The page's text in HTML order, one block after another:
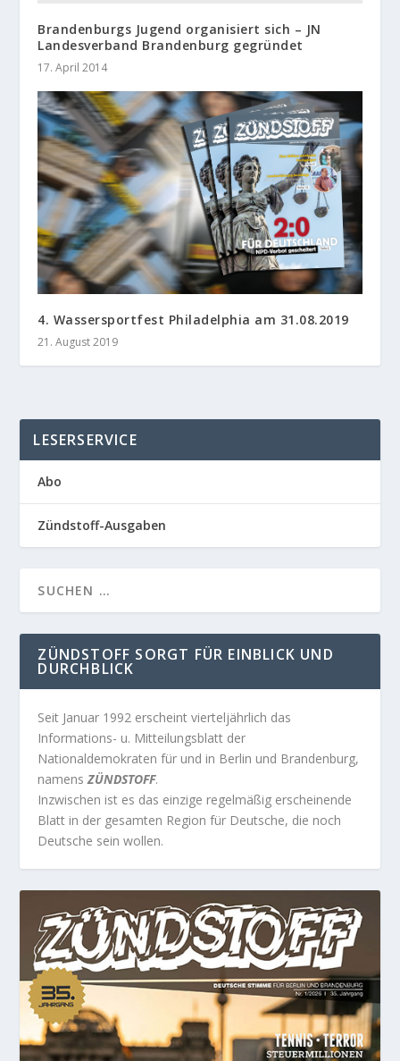
Brandenburgs Jugend organisiert sich – JN
Landesverband Brandenburg gegründet
17. April 2014
4. Wassersportfest Philadelphia am 31.08.2019
21. August 2019
LESERSERVICE
Abo
Zündstoff-Ausgaben
ZÜNDSTOFF SORGT FÜR EINBLICK UND
DURCHBLICK
Seit Januar 1992 erscheint vierteljährlich das
Informations- u. Mitteilungsblatt der
Nationaldemokraten für und in Berlin und Brandenburg,
namensZÜNDSTOFF.
Inzwischen ist es das einzige regelmäßig erscheinende
Blatt in der gesamten Region für Deutsche, die noch
Deutsche sein wollen.